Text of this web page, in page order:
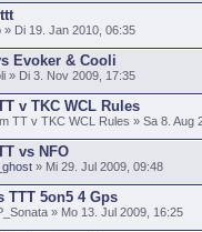
» Di 19. Jan 2010, 06:35
Evoker & Cooli
» Di 3. Nov 2009, 17:35
v TKC WCL Rules
TT v TKC WCL Rules » Sa 8. Aug
vs NFO
» Mi 29. Jul 2009, 09:48
TTT 5on5 4 Gps
» Mo 13. Jul 2009, 16:25